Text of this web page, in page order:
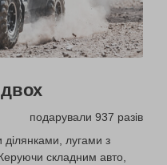
подарували 937 разів
ділянками, лугами з
складним авто,